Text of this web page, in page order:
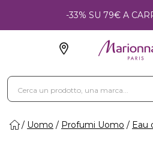
-33% SU 79€ A
Uomo Profumi Uomo Eau